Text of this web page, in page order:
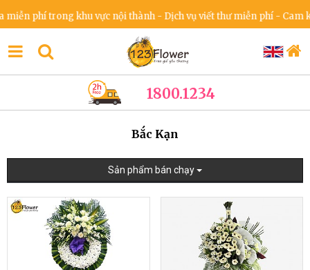
trong khu vực nội thành - Dịch vụ viết thư miễn phí - Cam kết
1800.1234
Bắc Kạn
Sản phẩm bán chạy